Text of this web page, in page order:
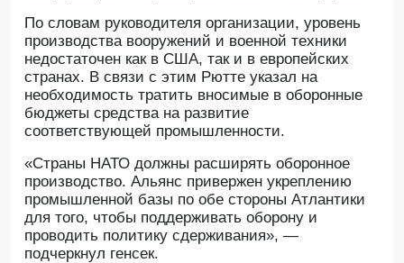
По словам руководителя организации, уровень
производства вооружений и военной техники
недостаточен как в США, так и в европейских
странах. В связи с этим Рютте указал на
необходимость тратить вносимые в оборонные
бюджеты средства на развитие
соответствующей промышленности.
«Страны НАТО должны расширять оборонное
производство. Альянс привержен укреплению
промышленной базы по обе стороны Атлантики
для того, чтобы поддерживать оборону и
проводить политику сдерживания», —
подчеркнул генсек.